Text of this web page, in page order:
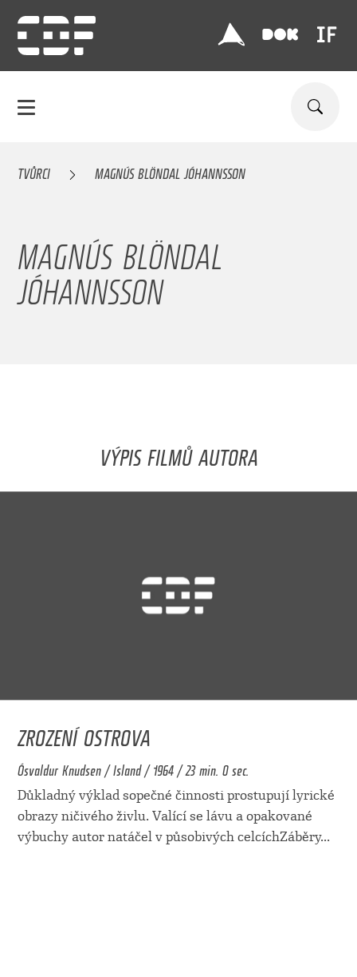
TVŮRCI MAGNÚS BLÖNDAL JÓHANNSSON
MAGNÚS BLÖNDAL
JÓHANNSSON
VÝPIS FILMŮ AUTORA
ZROZENÍ OSTROVA
Ósvaldur Knudsen / Island / 1964 / 23 min. 0 sec.
Důkladný výklad sopečné činnosti prostupují lyrické
obrazy ničivého živlu. Valící se lávu a opakované
výbuchy autor natáčel v působivých celcíchZáběry...